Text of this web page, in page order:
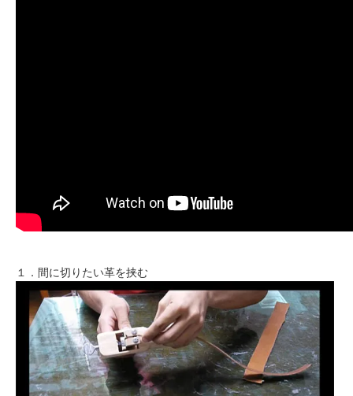
１．間に切りたい革を挟む